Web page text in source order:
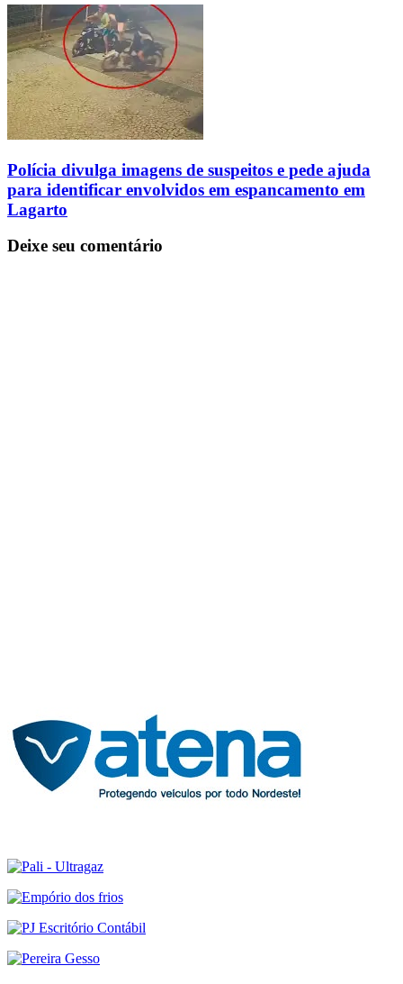
Polícia divulga imagens de suspeitos e pede ajuda
para identificar envolvidos em espancamento em
Lagarto
Deixe seu comentário